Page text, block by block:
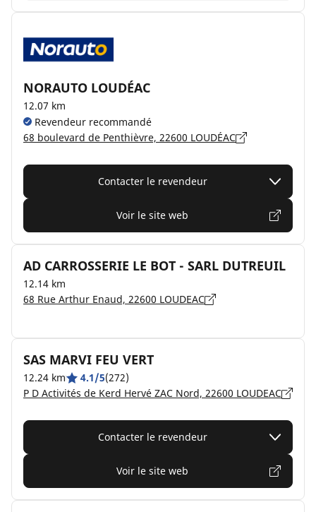
NORAUTO LOUDÉAC
12.07 km
Revendeur recommandé
68 boulevard de Penthièvre, 22600 LOUDÉAC
Contacter le revendeur
Voir le site web
AD CARROSSERIE LE BOT - SARL DUTREUIL
12.14 km
68 Rue Arthur Enaud, 22600 LOUDEAC
SAS MARVI FEU VERT
12.24 km 4.1/5(272)
P D Activités de Kerd Hervé ZAC Nord, 22600 LOUDEAC
Contacter le revendeur
Voir le site web